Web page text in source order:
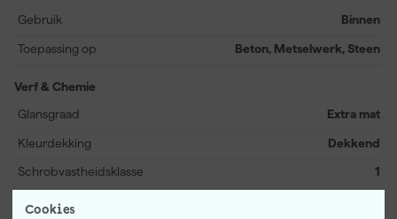
Cookies
Gebruik
Binnen
Toepassing op Beton, Metselwerk, Steen
Verf & Chemie
Glansgraad
Extra mat
Kleurdekking Dekkend
Schrobvastheidsklasse 1
Bekijk alle kenmerken